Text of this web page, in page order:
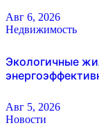
Авг 6, 2026
Недвижимость
Экологичные
Авг 5, 2026
Новости